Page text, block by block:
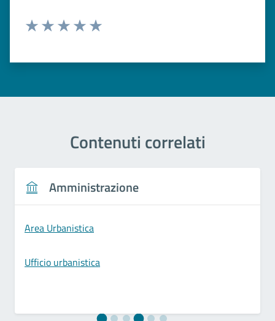
Contenuti correlati
Amministrazione
Area Urbanistica
Ufficio urbanistica